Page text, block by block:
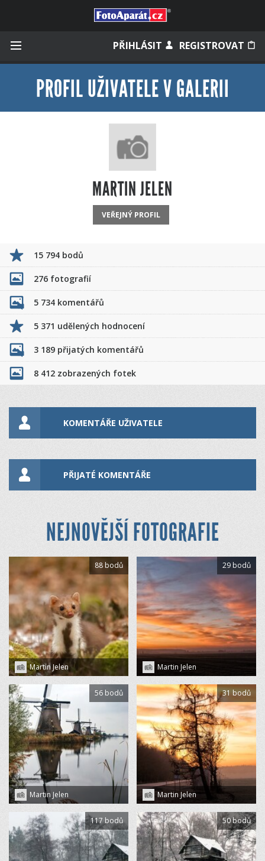
PŘIHLÁSIT REGISTROVAT
Zapomněli jste heslo?
Měli jste účet na starém webu?
PROFIL UŽIVATELE V GALERII
MARTIN JELEN
VEŘEJNÝ PROFIL
15 794 bodů
276 fotografií
5 734 komentářů
5 371 udělených hodnocení
3 189 přijatých komentářů
8 412 zobrazených fotek
KOMENTÁŘE UŽIVATELE
PŘIJATÉ KOMENTÁŘE
NEJNOVĚJŠÍ FOTOGRAFIE
Martin Jelen
88 bodů
Martin Jelen
29 bodů
Martin Jelen
56 bodů
Martin Jelen
31 bodů
117 bodů 50 bodů